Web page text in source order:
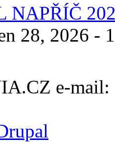
NAPŘÍČ
28, 2026 -
e-mail: